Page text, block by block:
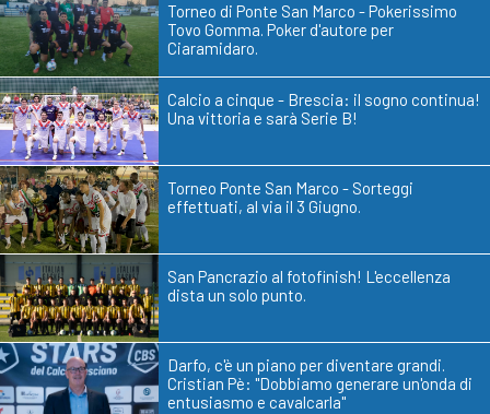
Torneo di Ponte San Marco - Pokerissimo
Tovo Gomma. Poker d'autore per
Ciaramidaro.
Calcio a cinque - Brescia: il sogno continua!
Una vittoria e sarà Serie B!
Torneo Ponte San Marco - Sorteggi
effettuati, al via il 3 Giugno.
San Pancrazio al fotofinish! L'eccellenza
dista un solo punto.
Darfo, c'è un piano per diventare grandi.
Cristian Pè: "Dobbiamo generare un'onda di
entusiasmo e cavalcarla"